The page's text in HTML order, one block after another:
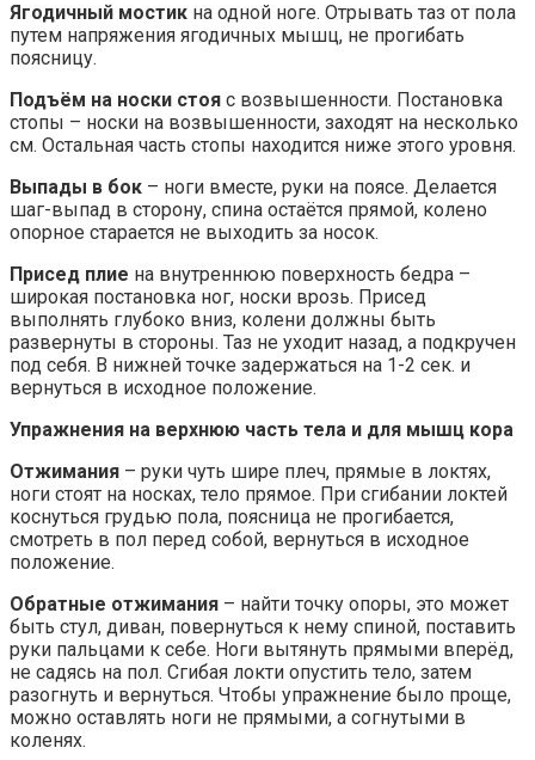
Ягодичный мостик на одной ноге. Отрывать таз от пола
путем напряжения ягодичных мышц, не прогибать
поясницу.
Подъём на носки стоя с возвышенности. Постановка
стопы – носки на возвышенности, заходят на несколько
см. Остальная часть стопы находится ниже этого уровня.
Выпады в бок – ноги вместе, руки на поясе. Делается
шаг-выпад в сторону, спина остаётся прямой, колено
опорное старается не выходить за носок.
Присед плие на внутреннюю поверхность бедра –
широкая постановка ног, носки врозь. Присед
выполнять глубоко вниз, колени должны быть
развернуты в стороны. Таз не уходит назад, а подкручен
под себя. В нижней точке задержаться на 1-2 сек. и
вернуться в исходное положение.
Упражнения на верхнюю часть тела и для мышц кора
Отжимания – руки чуть шире плеч, прямые в локтях,
ноги стоят на носках, тело прямое. При сгибании локтей
коснуться грудью пола, поясница не прогибается,
смотреть в пол перед собой, вернуться в исходное
положение.
Обратные отжимания – найти точку опоры, это может
быть стул, диван, повернуться к нему спиной, поставить
руки пальцами к себе. Ноги вытянуть прямыми вперёд,
не садясь на пол. Сгибая локти опустить тело, затем
разогнуть и вернуться. Чтобы упражнение было проще,
можно оставлять ноги не прямыми, a согнутыми в
коленях.